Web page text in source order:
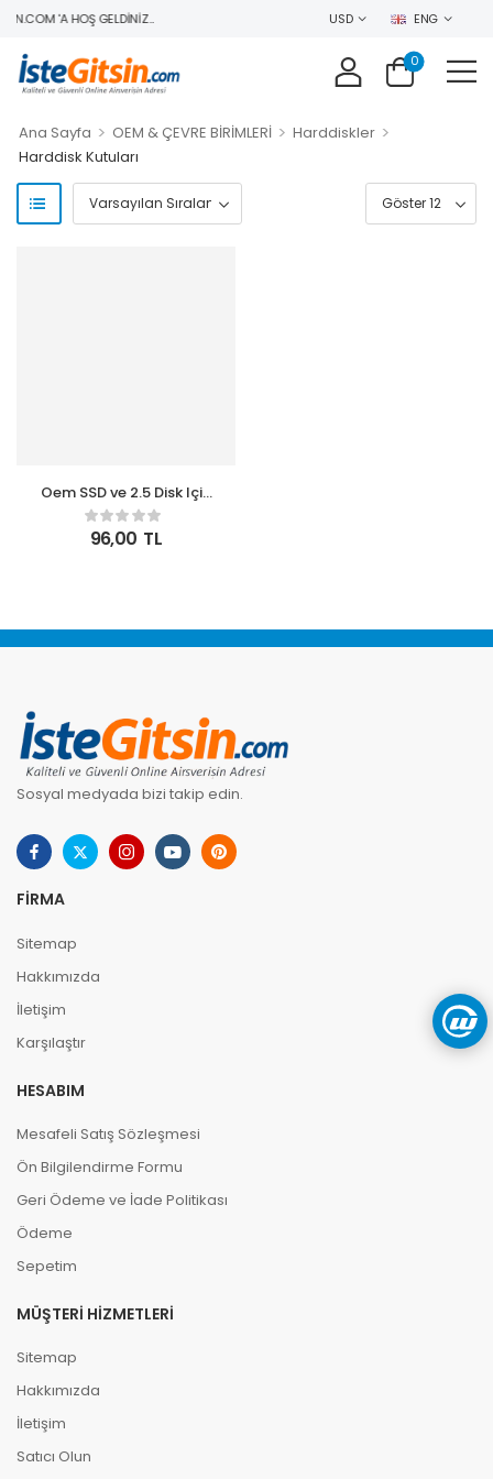
'A HOŞ GELDINIZ.. USD ENG
0
Ana Sayfa > OEM & ÇEVRE BİRİMLERİ > Harddiskler >
Harddisk Kutuları
Oem SSD ve 2.5 Disk Için
To 3.5 Inç Çevirici HDD
Kızak Yuvası
96,00 TL
Sosyal medyada bizi takip edin.
FIRMA
Sitemap
Hakkımızda
İletişim
Karşılaştır
HESABIM
Mesafeli Satış Sözleşmesi
Ön Bilgilendirme Formu
Geri Ödeme ve İade Politikası
Ödeme
Sepetim
MÜŞTERI HIZMETLERI
Sitemap
Hakkımızda
İletişim
Satıcı Olun